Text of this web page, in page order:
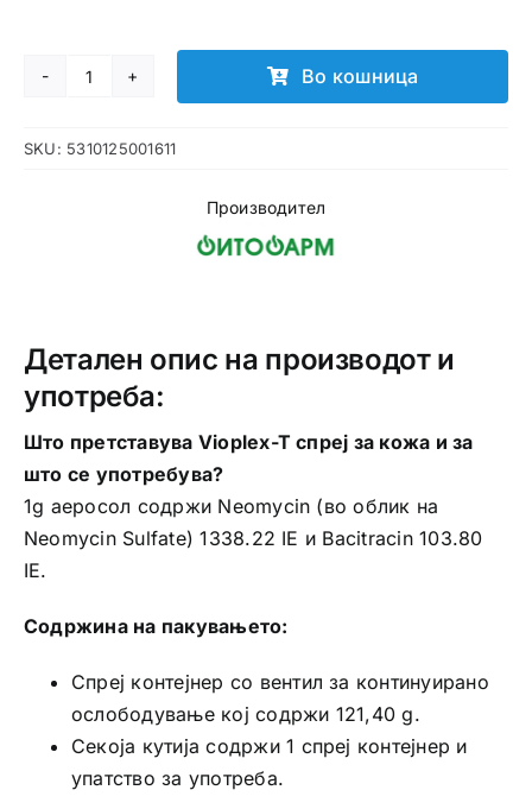
Vioplex-
спреј
Во кошница
SKU: 5310125001611
Производител
Детален опис на производот и
употреба:
Што претставува Vioplex-T спреј за кожа и за
што се употребува?
1g аеросол содржи Neomycin (во облик на
Neomycin Sulfate) 1338.22 IЕ и Bacitracin 103.80
IЕ.
Содржина на пакувањето:
Спреј контејнер со вентил за континуирано
ослободување кој содржи 121,40 g.
Секоја кутија содржи 1 спреј контејнер и
упатство за употреба.